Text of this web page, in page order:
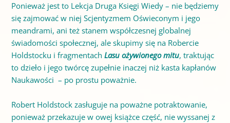
Ponieważ jest to Lekcja Druga Księgi Wiedy – nie będziemy
się zajmować w niej Scjentyzmem Oświeconym i jego
meandrami, ani też stanem współczesnej globalnej
świadomości społecznej, ale skupimy się na Robercie
Holdstocku i fragmentach Lasu ożywionego mitu, traktując
to dzieło i jego twórcę zupełnie inaczej niż kasta kapłanów
Naukawości – po prostu poważnie.
Robert Holdstock zasługuje na poważne potraktowanie,
ponieważ przekazuje w owej książce część, nie wyssanej z